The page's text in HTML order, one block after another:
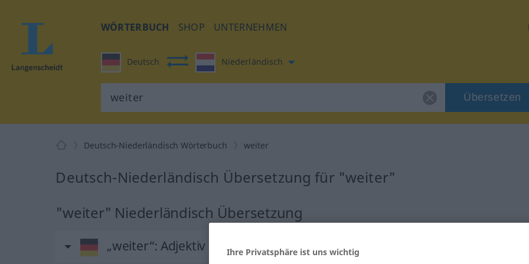
WÖRTERBUCH SHOP UNTERNEHMEN
Deutsch Niederländisch
Übersetzen
Deutsch-Niederländisch Wörterbuch weiter
Deutsch-Niederländisch Übersetzung für "weiter"
"weiter" Niederländisch Übersetzung
„weiter“: Adjektiv Ihre Privatsphäre ist uns wichtig